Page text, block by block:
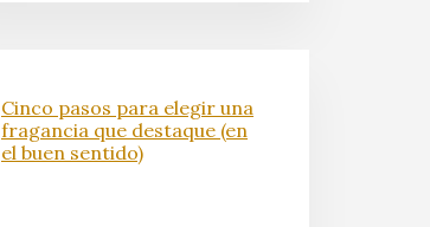
Cinco pasos para elegir una
fragancia que destaque (en
el buen sentido)